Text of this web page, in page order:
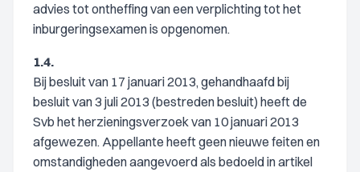
advies tot ontheffing van een verplichting tot het
inburgeringsexamen is opgenomen.
1.4.
Bij besluit van 17 januari 2013, gehandhaafd bij
besluit van 3 juli 2013 (bestreden besluit) heeft de
Svb het herzieningsverzoek van 10 januari 2013
afgewezen. Appellante heeft geen nieuwe feiten en
omstandigheden aangevoerd als bedoeld in artikel